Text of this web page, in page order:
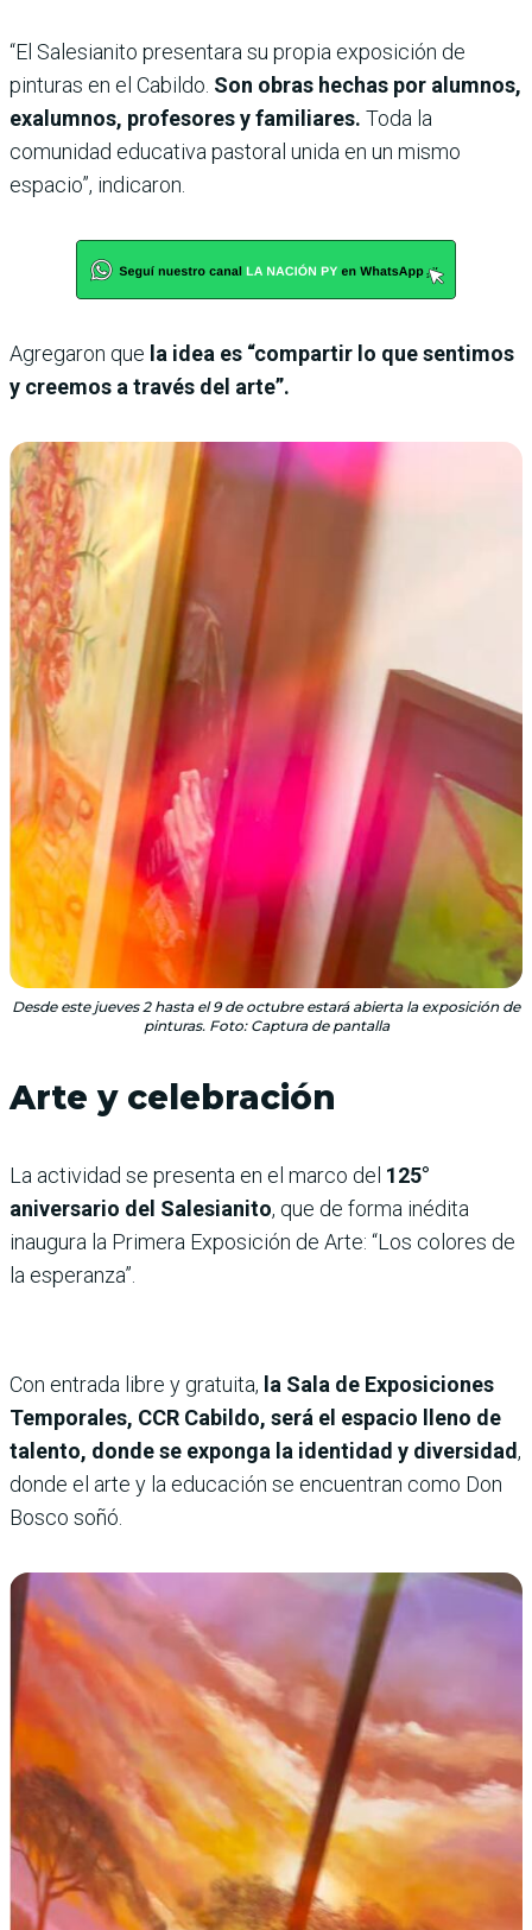
“El Salesianito presentara su propia exposición de
pinturas en el Cabildo. Son obras hechas por alumnos,
exalumnos, profesores y familiares. Toda la
comunidad educativa pastoral unida en un mismo
espacio”, indicaron.
Agregaron que la idea es “compartir lo que sentimos
y creemos a través del arte”.
Desde este jueves 2 hasta el 9 de octubre estará abierta la exposición de
pinturas. Foto: Captura de pantalla
Arte y celebración
La actividad se presenta en el marco del 125°
aniversario del Salesianito, que de forma inédita
inaugura la Primera Exposición de Arte: “Los colores de
la esperanza”.
Con entrada libre y gratuita, la Sala de Exposiciones
Temporales, CCR Cabildo, será el espacio lleno de
talento, donde se exponga la identidad y diversidad,
donde el arte y la educación se encuentran como Don
Bosco soñó.